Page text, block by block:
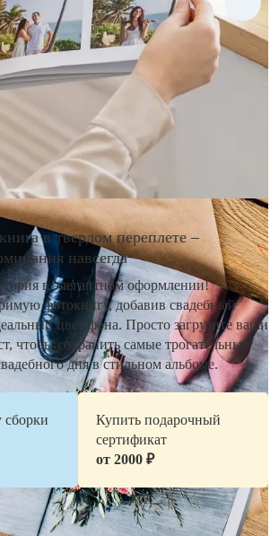
в твердом переплете –
навсегда
в элегантном оформлении!
фотокнигу, добавив свадебный
цвет фона. Просто загрузите ваши
чтобы сохранить самые трогательные
дня в стильном альбоме.
сборки
Купить подарочный
сертификат
от 2000 ₽